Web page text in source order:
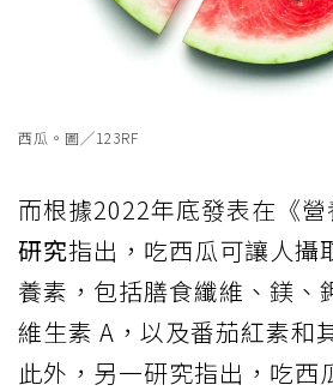
西瓜。圖╱123RF
而根據2022年底發表在《
研究指出，吃西瓜可讓人攝
養素，包括膳食纖維、鎂、
維生素 A，以及番茄紅素和
此外，另一研究指出，吃西